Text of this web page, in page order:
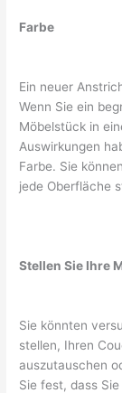
Farbe
Ein neuer
Wenn Sie ein
Möbelstück in
Auswirkungen
Farbe. Sie
jede Oberfläche
Stellen Sie Ihre
Sie könnten
stellen, Ihren
auszutauschen
Sie fest, dass